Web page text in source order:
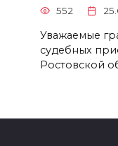
552
Уважаемые
судебных
Ростовской